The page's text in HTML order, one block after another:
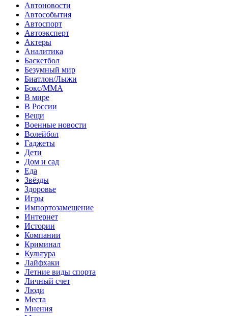
Автоновости
Автособытия
Автоспорт
Автоэксперт
Актеры
Аналитика
Баскетбол
Безумный мир
Биатлон/Лыжи
Бокс/MMA
В мире
В России
Вещи
Военные новости
Волейбол
Гаджеты
Дети
Дом и сад
Еда
Звёзды
Здоровье
Игры
Импортозамещение
Интернет
Истории
Компании
Криминал
Культура
Лайфхаки
Летние виды спорта
Личный счет
Люди
Места
Мнения